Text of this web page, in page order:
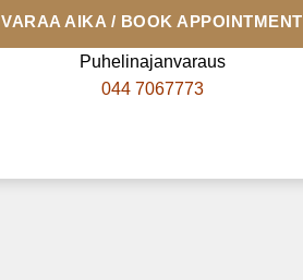
VARAA AIKA / BOOK APPOINTMENT
Puhelinajanvaraus
044 7067773